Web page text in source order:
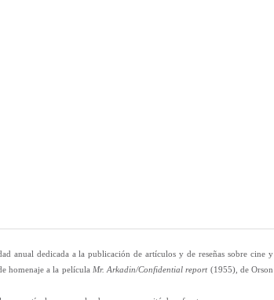
anual dedicada a la publicación de artículos y de reseñas sobre cine y
homenaje a la película Mr. Arkadin/Confidential report (1955), de Orson